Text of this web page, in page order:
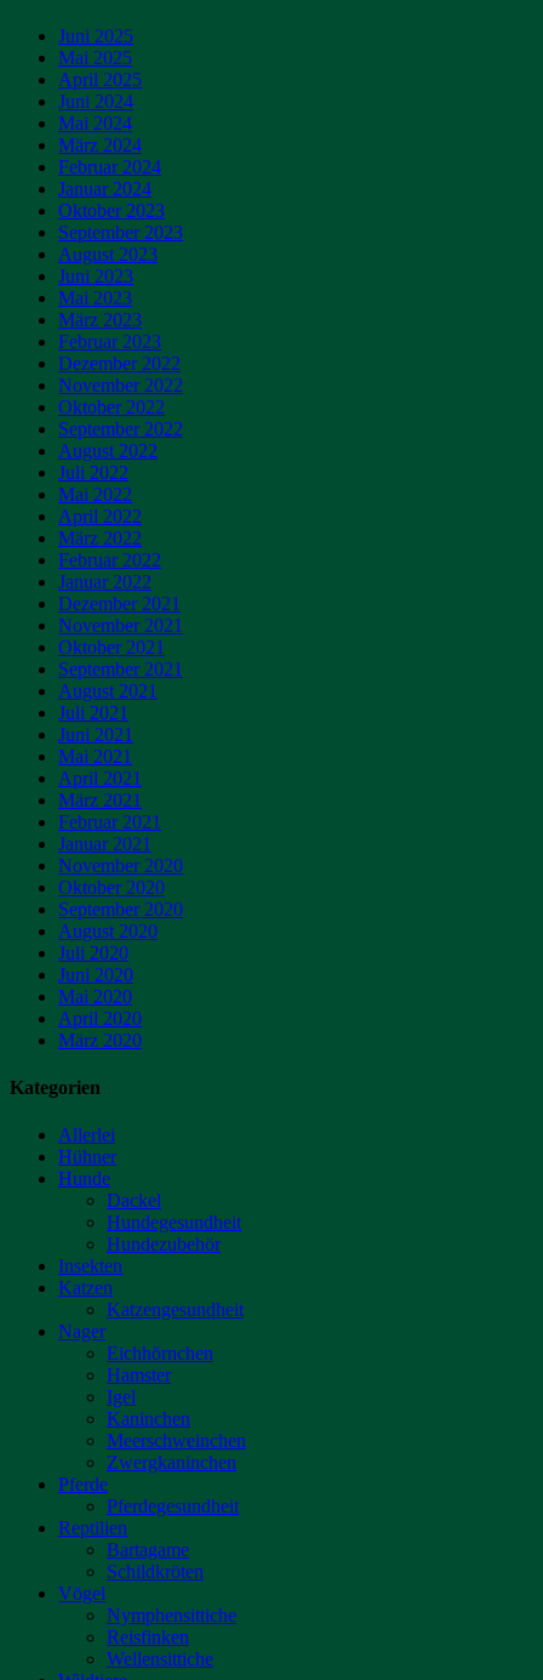
Juni 2025
Mai 2025
April 2025
Juni 2024
Mai 2024
März 2024
Februar 2024
Januar 2024
Oktober 2023
September 2023
August 2023
Juni 2023
Mai 2023
März 2023
Februar 2023
Dezember 2022
November 2022
Oktober 2022
September 2022
August 2022
Juli 2022
Mai 2022
April 2022
März 2022
Februar 2022
Januar 2022
Dezember 2021
November 2021
Oktober 2021
September 2021
August 2021
Juli 2021
Juni 2021
Mai 2021
April 2021
März 2021
Februar 2021
Januar 2021
November 2020
Oktober 2020
September 2020
August 2020
Juli 2020
Juni 2020
Mai 2020
April 2020
März 2020
Kategorien
Allerlei
Hühner
Hunde
Dackel
Hundegesundheit
Hundezubehör
Insekten
Katzen
Katzengesundheit
Nager
Eichhörnchen
Hamster
Igel
Kaninchen
Meerschweinchen
Zwergkaninchen
Pferde
Pferdegesundheit
Reptilien
Bartagame
Schildkröten
Vögel
Nymphensittiche
Reisfinken
Wellensittiche